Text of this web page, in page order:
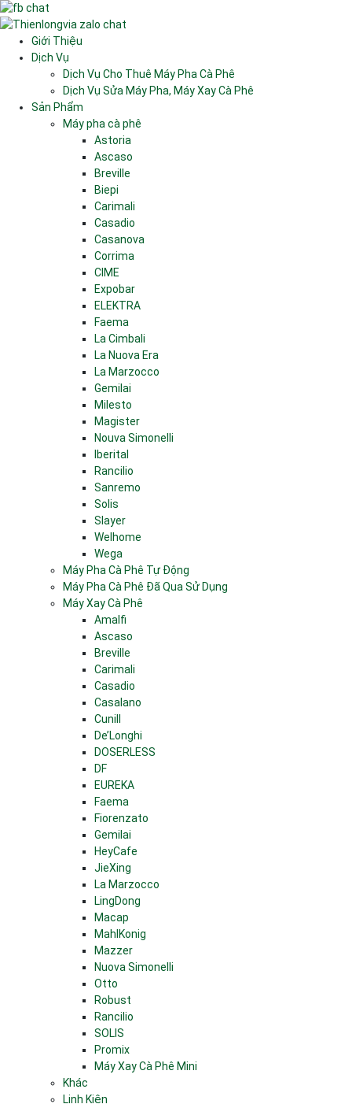
Giới Thiệu
Dịch Vụ
Dịch Vụ Cho Thuê Máy Pha Cà Phê
Dịch Vụ Sửa Máy Pha, Máy Xay Cà Phê
Sản Phẩm
Máy pha cà phê
Astoria
Ascaso
Breville
Biepi
Carimali
Casadio
Casanova
Corrima
CIME
Expobar
ELEKTRA
Faema
La Cimbali
La Nuova Era
La Marzocco
Gemilai
Milesto
Magister
Nouva Simonelli
Iberital
Rancilio
Sanremo
Solis
Slayer
Welhome
Wega
Máy Pha Cà Phê Tự Động
Máy Pha Cà Phê Đã Qua Sử Dụng
Máy Xay Cà Phê
Amalfi
Ascaso
Breville
Carimali
Casadio
Casalano
Cunill
De’Longhi
DOSERLESS
DF
EUREKA
Faema
Fiorenzato
Gemilai
HeyCafe
JieXing
La Marzocco
LingDong
Macap
MahlKonig
Mazzer
Nuova Simonelli
Otto
Robust
Rancilio
SOLIS
Promix
Máy Xay Cà Phê Mini
Khác
Linh Kiện